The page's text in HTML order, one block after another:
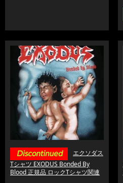
エクソダス
Tシャツ EXODUS Bonded By
Blood 正規品 ロックTシャツ関連